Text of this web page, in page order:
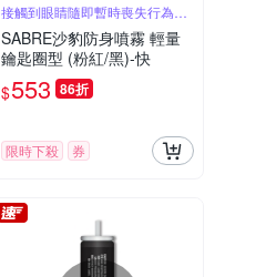
接觸到眼睛隨即暫時喪失行為能
力約60分鐘
SABRE沙豹防身噴霧 輕量
鑰匙圈型 (粉紅/黑)-快
$553 86折
限時下殺 券